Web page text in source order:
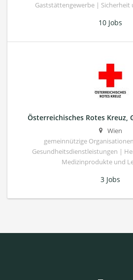
Gaststättengewerbe | Sicherheit
10 Jobs
Österreichisches Rotes Kreuz,
Wien
gemeinnützige
Gesundheitsdienstleistungen |
Medizinprodukte und
3 Jobs